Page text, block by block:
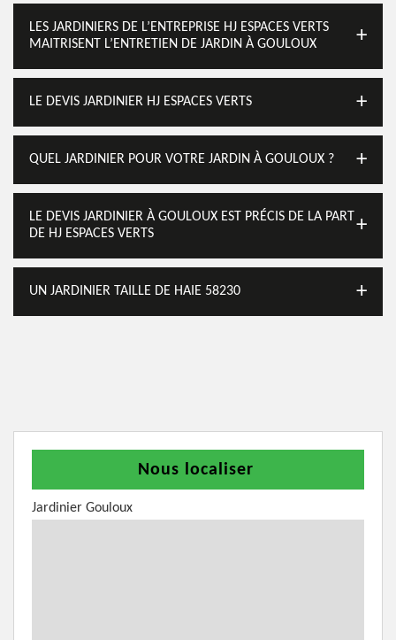
LES JARDINIERS DE L’ENTREPRISE HJ ESPACES VERTS
MAITRISENT L’ENTRETIEN DE JARDIN À GOULOUX
LE DEVIS JARDINIER HJ ESPACES VERTS
QUEL JARDINIER POUR VOTRE JARDIN À GOULOUX ?
LE DEVIS JARDINIER À GOULOUX EST PRÉCIS DE LA PART
DE HJ ESPACES VERTS
UN JARDINIER TAILLE DE HAIE 58230
Nous localiser
Jardinier Gouloux